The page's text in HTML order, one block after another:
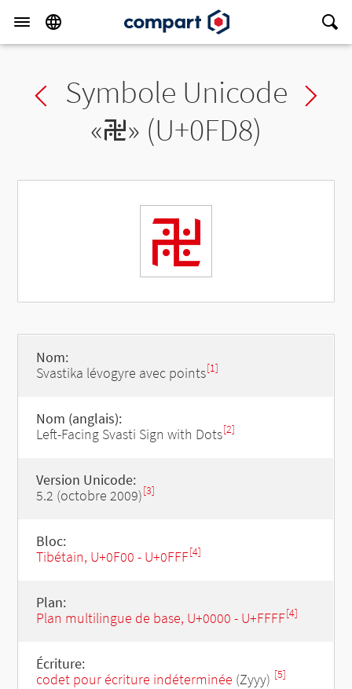
Previous char
Symbole Unicode
«࿘» (U+0FD8)
࿘
Nom:
Svastika lévogyre avec points[1]
Nom (anglais):
Left-Facing Svasti Sign with Dots[2]
Version Unicode:
5.2 (octobre 2009)[3]
Bloc:
Tibétain, U+0F00 - U+0FFF[4]
Plan:
Plan multilingue de base, U+0000 - U+FFFF[4]
Écriture:
codet pour écriture indéterminée (Zyyy) [5]